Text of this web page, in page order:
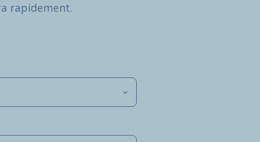
rapidement.